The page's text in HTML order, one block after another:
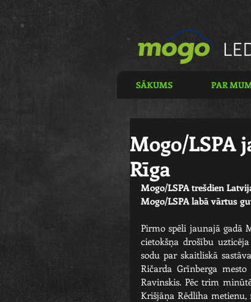
SĀKUMS PAR
Mogo/LSPA
Rīga
Mogo/LSPA trešdien
Mogo/LSPA labā vārtus
Pirmo spēli jaunajā gadā
cietokšņa drošību
sodu par skaitliskā
Ričarda Grīnberga
Ravinskis. Pēc trim
Krišjāņa Rēdliha